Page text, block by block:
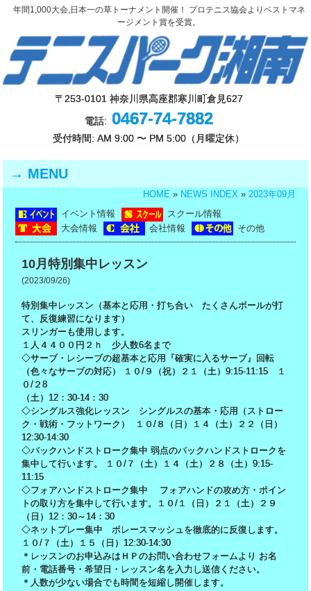
年間1,000大会,日本一の草トーナメント開催！ プロテニス協会よりベストマネ
ージメント賞を受賞。
〒253-0101 神奈川県高座郡寒川町倉見627
電話: 0467-74-7882
受付時間: AM 9:00 〜 PM 5:00（月曜定休）
MENU
HOME » NEWS INDEX » 2023年09月
イベント情報
スクール情報
大会情報
会社情報 その他
10月特別集中レッスン
(2023/09/26)
特別集中レッスン（基本と応用・打ち合い たくさんボールが打
て、反復練習になります）
スリンガーも使用します。
１人４４００円２ｈ 少人数6名まで
◇サーブ・レシーブの超基本と応用『確実に入るサーブ』回転
（色々なサーブの対応） １０/９（祝）２１（土）9:15-11:15 １
０/２8
（土）12：30-14：30
◇シングルス強化レッスン シングルスの基本・応用（ストロー
ク・戦術・フットワーク） １０/８（日）１４（土）２２（日）
12:30-14:30
◇バックハンドストローク集中 弱点のバックハンドストロークを
集中して行います。 １０/７（土）１４（土）２８（土）9:15-
11:15
◇フォアハンドストローク集中 フォアハンドの攻め方・ポイン
トの取り方を集中して行います。１０/１（日）２１（土）２９
（日）12：30～14：30
◇ネットプレー集中 ボレースマッシュを徹底的に反復します。
１０/７（土）１５（日）12:30-14:30
＊レッスンのお申込みはＨＰのお問い合わせフォームより お名
前・電話番号・希望日・レッスン名を入力し送信ください。
＊人数が少ない場合でも時間を短縮し開催します。